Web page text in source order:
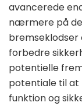
avancerede
nærmere på
bremseklodser
forbedre
potentielle
potentiale til at
funktion og